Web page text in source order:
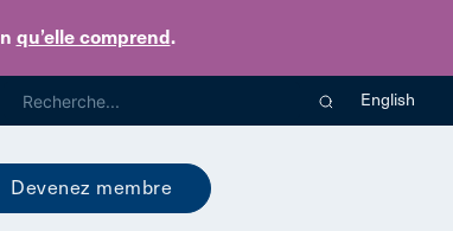
qu’elle comprend.
English
Devenez membre